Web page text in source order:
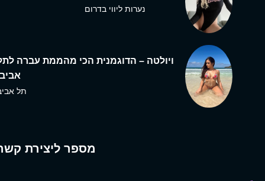
נערות ליווי בדרום
ויולטה – הדוגמנית הכי מהממת עברה
תל
מספר ליצירת